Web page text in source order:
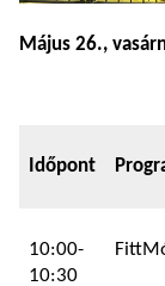
Május 26.,
Időpont
10:00-
10:30